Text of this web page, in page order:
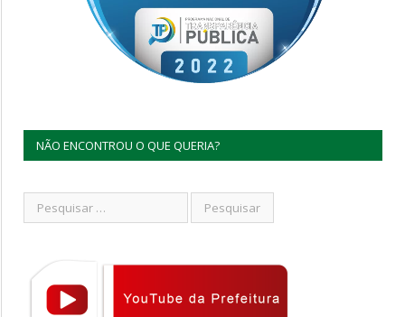
NÃO ENCONTROU O QUE QUERIA?